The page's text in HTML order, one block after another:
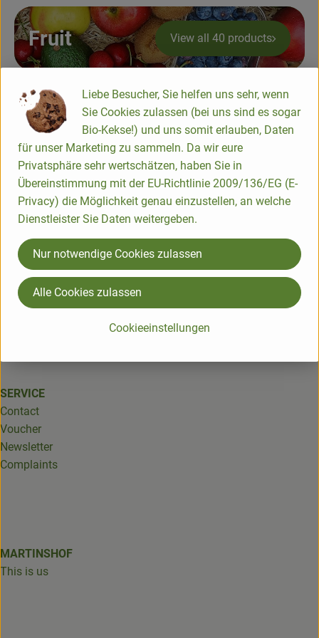
Baked goods
Natural products
Beverages
Vouchers & Gift Ideas
Delivery service
About us
Fruit View all 40 products
old varieties View all 3 products
Follow us
Externer Link zu https://www.bioland.de/verbraucher
Externer Link zu https://www.facebook.com/
Externer Link zu https://www.instagram.com/
Martinshof Biobus GmbH
In der Brombach 6
66606 Osterbrücken
Certification body: DE-ÖKO-006
SERVICE
Contact
Voucher
Newsletter
Complaints
MARTINSHOF
This is us
Liebe Besucher, Sie helfen uns sehr, wenn
Sie Cookies zulassen (bei uns sind es sogar
Bio-Kekse!) und uns somit erlauben, Daten
für unser Marketing zu sammeln. Da wir eure
Privatsphäre sehr wertschätzen, haben Sie in
Übereinstimmung mit der EU-Richtlinie 2009/136/EG (E-
Privacy) die Möglichkeit genau einzustellen, an welche
Dienstleister Sie Daten weitergeben.
Cookieeinstellungen
Nur notwendige Cookies zulassen
Alle Cookies zulassen